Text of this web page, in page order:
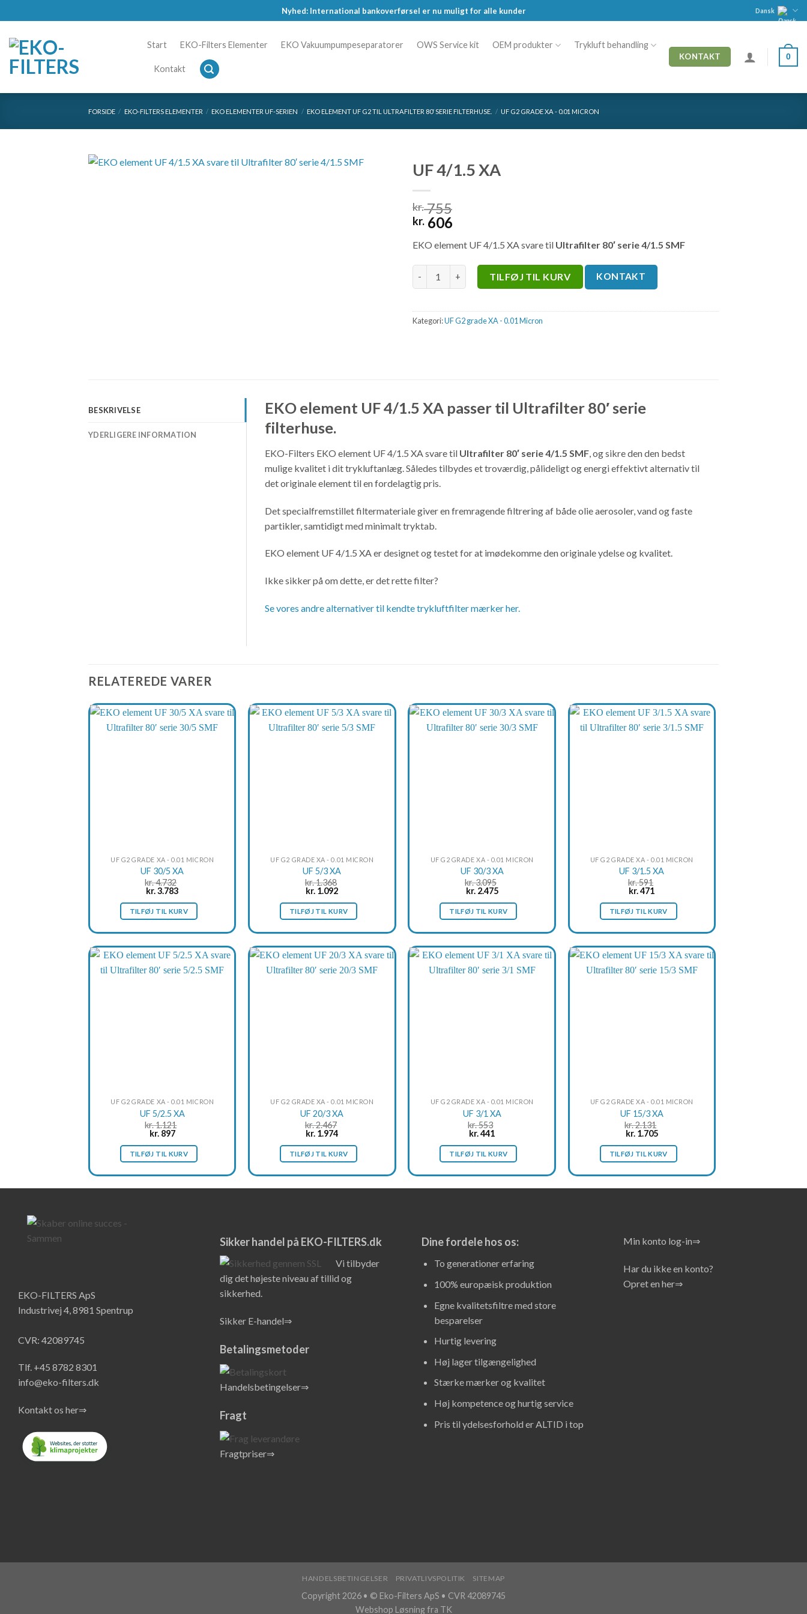
to
content
Nyhed: International bankoverførsel er nu muligt for alle kunder Dansk
Start EKO-Filters Elementer EKO Vakuumpumpeseparatorer OWS Service kit OEM produkter Trykluft behandling
Kontakt
KONTAKT 0
FORSIDE / EKO-FILTERS ELEMENTER / EKO ELEMENTER UF-SERIEN / EKO ELEMENT UF G2 TIL ULTRAFILTER 80′ SERIE FILTERHUSE. / UF G2 GRADE XA - 0.01 MICRON
UF 4/1.5 XA
kr.755
Original
was:
kr. 755.
kr. 606
is:
kr. 606.
EKO element UF 4/1.5 XA svare til Ultrafilter 80′ serie 4/1.5 SMF
TILFØJ TIL KURV KONTAKT
Kategori:UF G2 grade XA - 0.01 Micron
BESKRIVELSE
YDERLIGERE INFORMATION
EKO element UF 4/1.5 XA passer til Ultrafilter 80′ serie
filterhuse.
EKO-Filters EKO element UF 4/1.5 XA svare til Ultrafilter 80′ serie 4/1.5 SMF, og sikre den den bedst
mulige kvalitet i dit trykluftanlæg. Således tilbydes et troværdig, pålideligt og energi effektivt alternativ til
det originale element til en fordelagtig pris.
Det specialfremstillet filtermateriale giver en fremragende filtrering af både olie aerosoler, vand og faste
partikler, samtidigt med minimalt tryktab.
EKO element UF 4/1.5 XA er designet og testet for at imødekomme den originale ydelse og kvalitet.
Ikke sikker på om dette, er det rette filter?
Se vores andre alternativer til kendte trykluftfilter mærker her.
RELATEREDE VARER
UF G2 GRADE XA - 0.01 MICRON
UF 30/5 XA
kr.4.732
Original
was:
kr. 4.732.
kr.3.783Current
is:
kr. 3.783.
TILFØJ TIL KURV
UF G2 GRADE XA - 0.01 MICRON
UF 5/3 XA
kr.1.368
Original
was:
kr. 1.368.
kr. 1.092Current
is:
kr. 1.092.
TILFØJ TIL KURV
UF G2 GRADE XA - 0.01 MICRON
UF 30/3 XA
kr.3.095
Original
was:
kr. 3.095.
kr.2.475Current
is:
kr. 2.475.
TILFØJ TIL KURV
UF G2 GRADE XA - 0.01 MICRON
UF 3/1.5 XA
kr.591
Original
was:
kr. 591.
kr.471
is:
kr. 471.
TILFØJ TIL KURV
UF G2 GRADE XA - 0.01 MICRON
UF 5/2.5 XA
kr.1.121
Original
was:
kr. 1.121.
kr.897Current
is:
kr. 897.
TILFØJ TIL KURV
UF G2 GRADE XA - 0.01 MICRON
UF 20/3 XA
kr.2.467
Original
was:
kr. 2.467.
kr. 1.974Current
is:
kr. 1.974.
TILFØJ TIL KURV
UF G2 GRADE XA - 0.01 MICRON
UF 3/1 XA
kr.553
Original
was:
kr. 553.
kr.441
is:
kr. 441.
TILFØJ TIL KURV
UF G2 GRADE XA - 0.01 MICRON
UF 15/3 XA
kr.2.131
Original
was:
kr. 2.131.
kr.1.705Current
is:
kr. 1.705.
TILFØJ TIL KURV
EKO-FILTERS ApS
Industrivej 4, 8981 Spentrup
CVR: 42089745
Tlf. +45 8782 8301
info@eko-filters.dk
Kontakt os her⇒
Sikker handel på EKO-FILTERS.dk
Vi tilbyder
dig det højeste niveau af tillid og
sikkerhed.
Sikker E-handel⇒
Betalingsmetoder
Handelsbetingelser⇒
Fragt
Fragtpriser⇒
Dine fordele hos os:
To generationer erfaring
100% europæisk produktion
Egne kvalitetsfiltre med store
besparelser
Hurtig levering
Høj lager tilgængelighed
Stærke mærker og kvalitet
Høj kompetence og hurtig service
Pris til ydelsesforhold er ALTID i top
Min konto log-in⇒
Har du ikke en konto?
Opret en her⇒
HANDELSBETINGELSER PRIVATLIVSPOLITIK SITEMAP
Copyright 2026 • © Eko-Filters ApS • CVR 42089745
Webshop Løsning fra TK